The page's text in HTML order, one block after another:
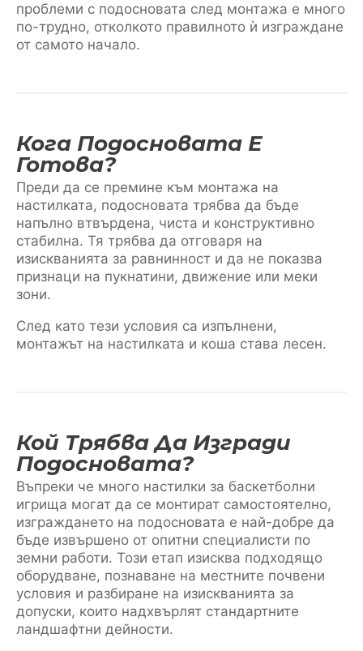
проблеми с подосновата след монтажа е много
по-трудно, отколкото правилното ѝ изграждане
от самото начало.
Кога Подосновата Е
Готова?
Преди да се премине към монтажа на
настилката, подосновата трябва да бъде
напълно втвърдена, чиста и конструктивно
стабилна. Тя трябва да отговаря на
изискванията за равнинност и да не показва
признаци на пукнатини, движение или меки
зони.
След като тези условия са изпълнени,
монтажът на настилката и коша става лесен.
Кой Трябва Да Изгради
Подосновата?
Въпреки че много настилки за баскетболни
игрища могат да се монтират самостоятелно,
изграждането на подосновата е най-добре да
бъде извършено от опитни специалисти по
земни работи. Този етап изисква подходящо
оборудване, познаване на местните почвени
условия и разбиране на изискванията за
допуски, които надхвърлят стандартните
ландшафтни дейности.